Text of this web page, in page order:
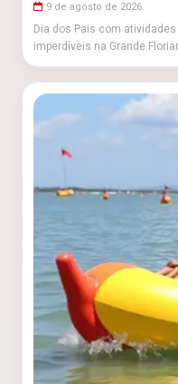
9 de agosto de 2026
Dia dos Pais com
imperdíveis na Grande